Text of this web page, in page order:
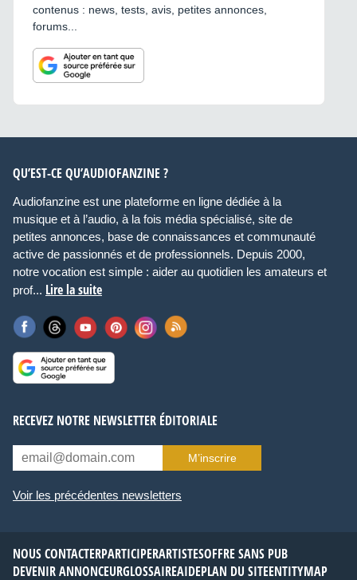
contenus : news, tests, avis, petites annonces,
forums...
QU’EST-CE QU’AUDIOFANZINE ?
Audiofanzine est une plateforme en ligne dédiée à la
musique et à l’audio, à la fois média spécialisé, site de
petites annonces, base de connaissances et communauté
active de passionnés et de professionnels. Depuis 2000,
notre vocation est simple : aider au quotidien les amateurs et
prof... Lire la suite
RECEVEZ NOTRE NEWSLETTER ÉDITORIALE
M’inscrire
Voir les précédentes newsletters
NOUS CONTACTERPARTICIPERARTISTESOFFRE SANS PUB
DEVENIR ANNONCEURGLOSSAIREAIDEPLAN DU SITEENTITYMAP